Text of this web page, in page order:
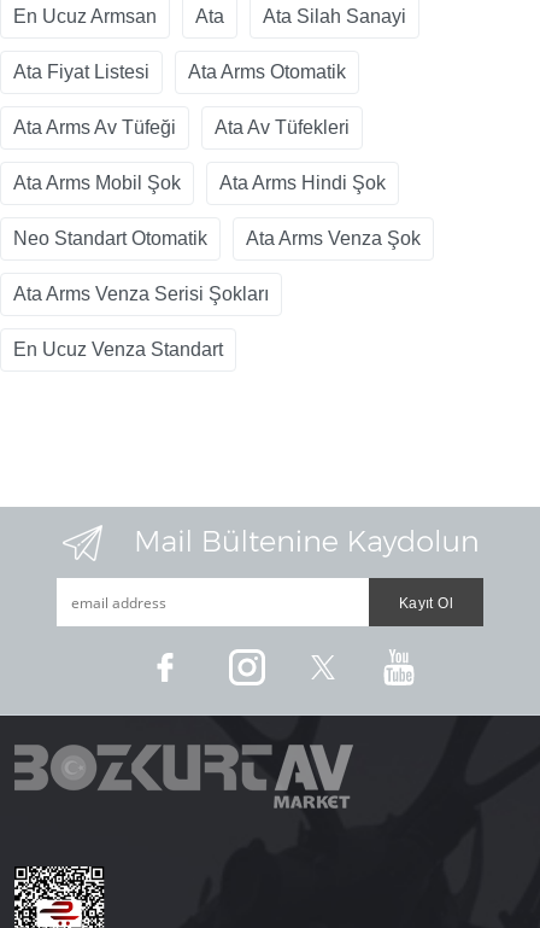
En Ucuz Armsan Ata Ata Silah Sanayi
Ata Fiyat Listesi Ata Arms Otomatik
Ata Arms Av Tüfeği Ata Av Tüfekleri
Ata Arms Mobil Şok Ata Arms Hindi Şok
Neo Standart Otomatik Ata Arms Venza Şok
Ata Arms Venza Serisi Şokları
En Ucuz Venza Standart